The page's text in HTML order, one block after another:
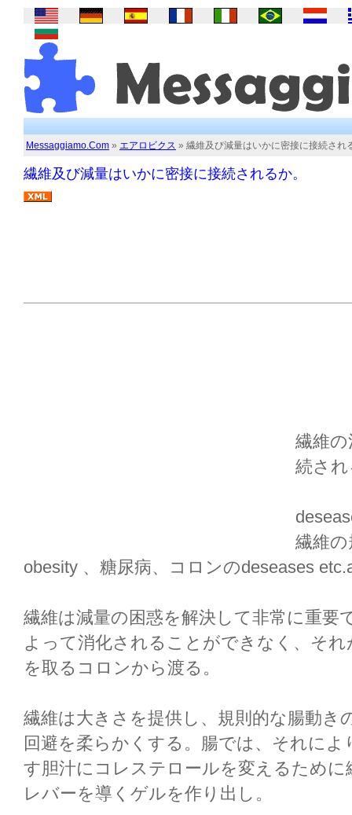
Messaggiamo.Com » エアロビクス » 繊維及び減量はいかに密接に接続され
繊維及び減量はいかに密接に接続されるか。
繊維
続さ
繊維
obesity 、糖尿病、コロンのdeseases
繊維は減量の困惑を解決して非常に重要
よって消化されることができなく、そ
を取るコロンから渡る。
繊維は大きさを提供し、規則的な腸動き
回避を柔らかくする。腸では、それに
す胆汁にコレステロールを変えるため
レバーを導くゲルを作り出し。